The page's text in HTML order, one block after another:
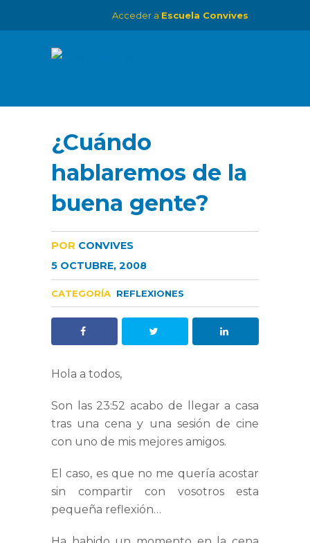
Acceder a Escuela Convives
¿Cuándo
hablaremos de la
buena gente?
POR CONVIVES
5 OCTUBRE, 2008
CATEGORÍA REFLEXIONES
Hola a todos,
Son las 23:52 acabo de llegar a casa
tras una cena y una sesión de cine
con uno de mis mejores amigos.
El caso, es que no me quería acostar
sin compartir con vosotros esta
pequeña reflexión…